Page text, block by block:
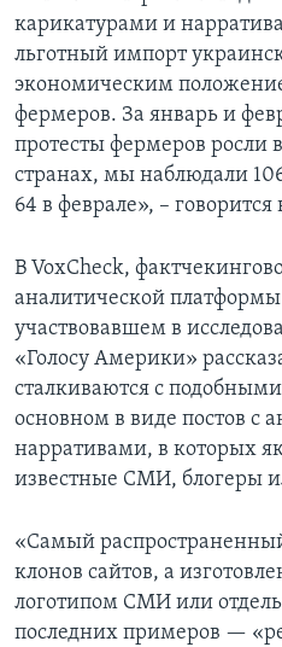
карикатурами и
льготный импорт
экономическим
фермеров. За январь и
протесты фермеров росли
странах, мы наблюдали
64 в феврале», –
В VoxCheck,
аналитической
участвовавшем в
«Голосу Америки»
сталкиваются с
основном в виде постов с
нарративами, в которых
известные СМИ, блогеры
«Самый
клонов сайтов, а
логотипом СМИ или
последних примеров —